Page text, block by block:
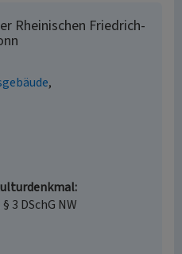
Rheinischen Friedrich-
3 DSchG NW